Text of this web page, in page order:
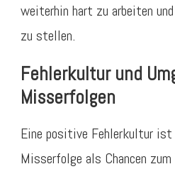
weiterhin hart zu arbeiten
zu stellen.
Fehlerkultur und
Misserfolgen
Eine positive Fehlerkultur
Misserfolge als Chancen